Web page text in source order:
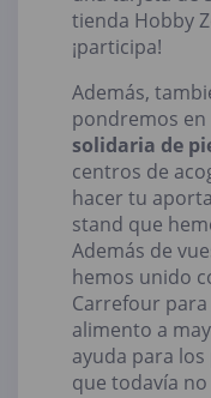
tienda Hobby
¡participa!
Además,
pondremos
solidaria de
centros de
hacer tu
stand que
Además de
hemos unido
Carrefour
alimento a
ayuda para
que todavía